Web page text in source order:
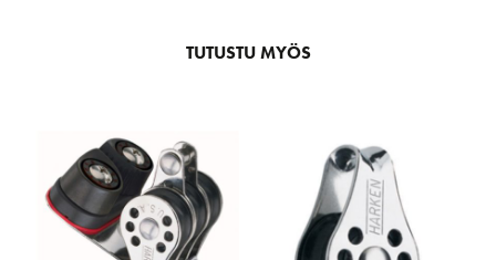
TUTUSTU MYÖS